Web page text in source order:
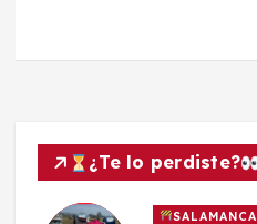
¿Te lo perdiste?
SALAMANCA